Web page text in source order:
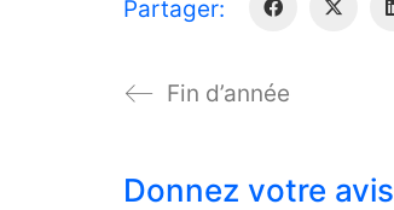
Partager:
Fin d’année
Donnez votre avis